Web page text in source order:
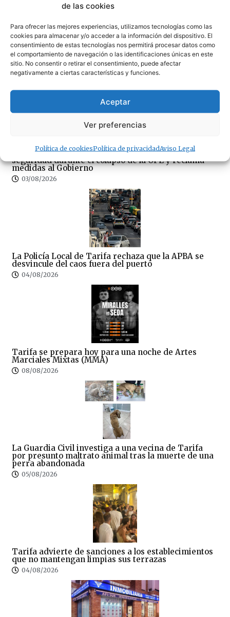
de las cookies
Para ofrecer las mejores experiencias, utilizamos tecnologías como las
cookies para almacenar y/o acceder a la información del dispositivo. El
consentimiento de estas tecnologías nos permitirá procesar datos como
el comportamiento de navegación o las identificaciones únicas en este
sitio. No consentir o retirar el consentimiento, puede afectar
negativamente a ciertas características y funciones.
Aceptar
Ver preferencias
Política de cookiesPolítica de privacidadAviso Legal
cuadrados en pleno centro de Tarifa
07/08/2026
· Lo + Leído
Santos agradece la labor de los servicios de
seguridad durante el colapso de la OPE y reclama
medidas al Gobierno
03/08/2026
La Policía Local de Tarifa rechaza que la APBA se
desvincule del caos fuera del puerto
04/08/2026
Tarifa se prepara hoy para una noche de Artes
Marciales Mixtas (MMA)
08/08/2026
La Guardia Civil investiga a una vecina de Tarifa
por presunto maltrato animal tras la muerte de una
perra abandonada
05/08/2026
Tarifa advierte de sanciones a los establecimientos
que no mantengan limpias sus terrazas
04/08/2026